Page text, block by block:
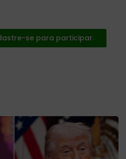
se para participar.